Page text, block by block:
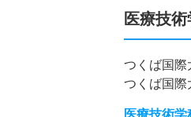
医療技
つくば国際
つくば国際
医療技術